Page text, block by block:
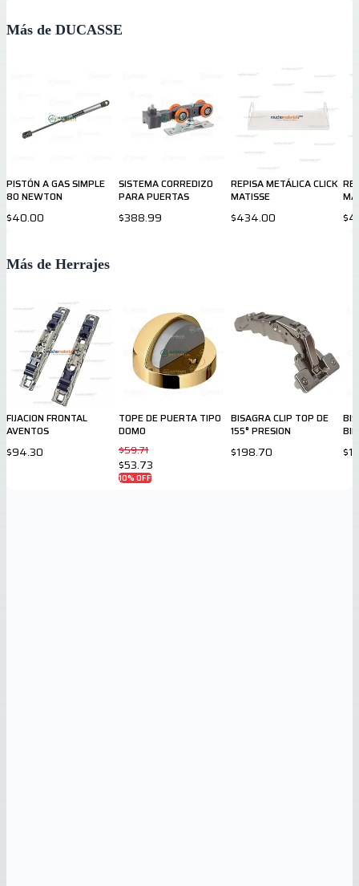
Más de DUCASSE
PISTÓN A GAS SIMPLE
80 NEWTON
$40.00
SISTEMA CORREDIZO
PARA PUERTAS
$388.99
REPISA METÁLICA CLICK
MATISSE
$434.00
Más de Herrajes
FIJACION FRONTAL
AVENTOS
$94.30
TOPE DE PUERTA TIPO
DOMO
$59.71
$53.73
10% OFF
BISAGRA CLIP TOP DE
155° PRESION
$198.70